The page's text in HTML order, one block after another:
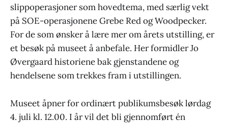
slippoperasjoner som hovedtema, med særlig vekt
på SOE-operasjonene Grebe Red og Woodpecker.
For de som ønsker å lære mer om årets utstilling, er
et besøk på museet å anbefale. Her formidler Jo
Øvergaard historiene bak gjenstandene og
hendelsene som trekkes fram i utstillingen.
Museet åpner for ordinært publikumsbesøk lørdag
4. juli kl. 12.00. I år vil det bli gjennomført én